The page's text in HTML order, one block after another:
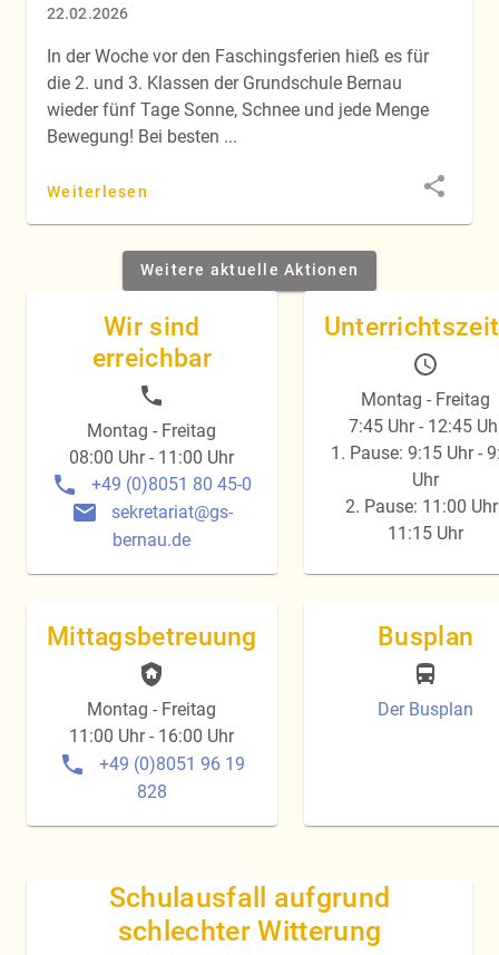
22.02.2026
In der Woche vor den Faschingsferien hieß es für
die 2. und 3. Klassen der Grundschule Bernau
wieder fünf Tage Sonne, Schnee und jede Menge
Bewegung! Bei besten ...
Weiterlesen
Weitere aktuelle Aktionen
Wir sind
erreichbar
Montag - Freitag
08:00 Uhr - 11:00 Uhr
+49 (0)8051 80 45-0
sekretariat@gs-
bernau.de
Montag - Freitag
7:45 Uhr - 12:45
1. Pause: 9:15 Uhr -
Uhr
2. Pause: 11:00
11:15 Uhr
Mittagsbetreuung
Montag - Freitag
11:00 Uhr - 16:00 Uhr
+49 (0)8051 96 19
828
Busplan
Der Busplan
Schulausfall aufgrund
schlechter Witterung